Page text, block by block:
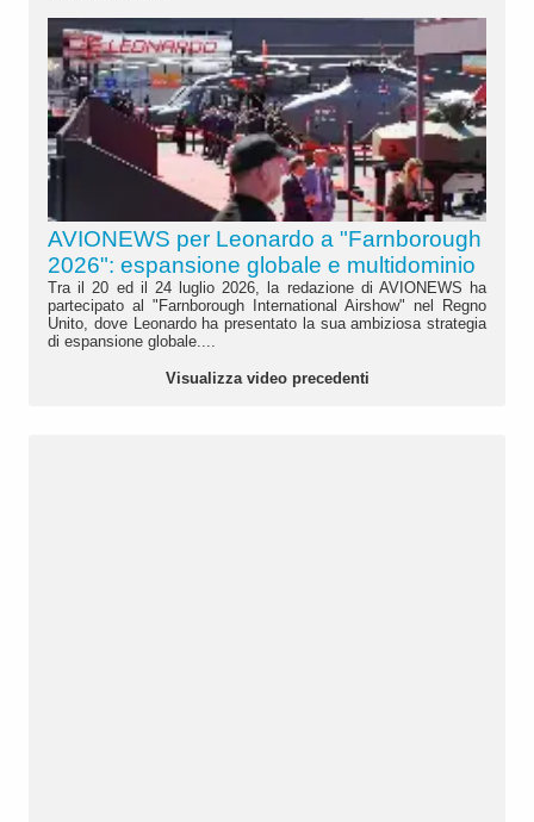
AVIONEWS per Leonardo a "Farnborough
2026": espansione globale e multidominio
Tra il 20 ed il 24 luglio 2026, la redazione di AVIONEWS ha
partecipato al "Farnborough International Airshow" nel Regno
Unito, dove Leonardo ha presentato la sua ambiziosa strategia
di espansione globale....
Visualizza video precedenti